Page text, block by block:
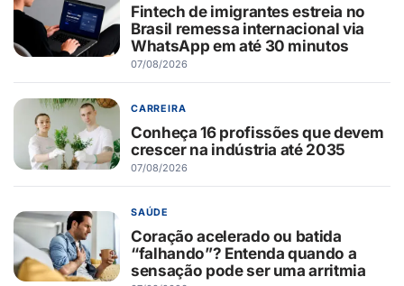
Fintech de imigrantes estreia no
Brasil remessa internacional via
WhatsApp em até 30 minutos
07/08/2026
CARREIRA
Conheça 16 profissões que devem
crescer na indústria até 2035
07/08/2026
SAÚDE
Coração acelerado ou batida
“falhando”? Entenda quando a
sensação pode ser uma arritmia